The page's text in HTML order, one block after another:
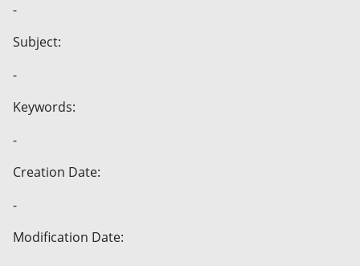
-
Subject:
-
Keywords:
-
Creation Date:
-
Modification Date: